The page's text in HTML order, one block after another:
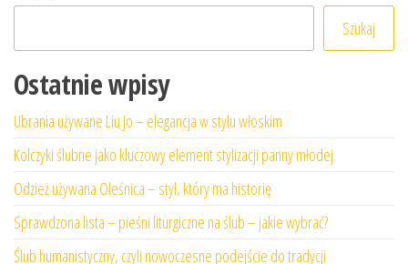
Szukaj
Ostatnie wpisy
Ubrania używane Liu Jo – elegancja w stylu włoskim
Kolczyki ślubne jako kluczowy element stylizacji panny młodej
Odzież używana Oleśnica – styl, który ma historię
Sprawdzona lista – pieśni liturgiczne na ślub – jakie wybrać?
Ślub humanistyczny, czyli nowoczesne podejście do tradycji